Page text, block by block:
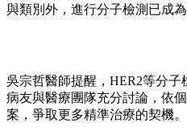
與類別外，進行分子檢測已成
吳宗哲醫師提醒，HER2等分
病友與醫療團隊充分討論，依
案，爭取更多精準治療的契機。